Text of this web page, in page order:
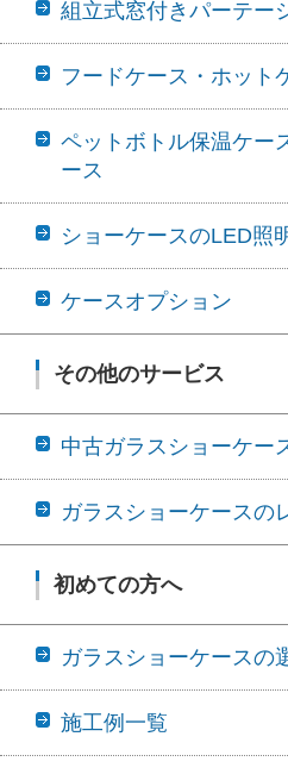
組立式窓付きパーテー
フードケース・ホット
ペットボトル保温ケー
ース
ショーケースのLED照
ケースオプション
その他のサービス
中古ガラスショーケー
ガラスショーケースの
初めての方へ
ガラスショーケースの
施工例一覧